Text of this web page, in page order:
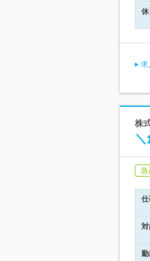
求
株
急